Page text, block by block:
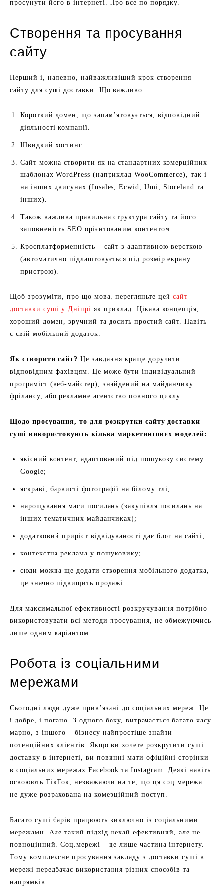
просунути його в інтернеті. Про все по порядку.
Створення та просування
сайту
Перший і, напевно, найважливіший крок створення
сайту для суші доставки. Що важливо:
Короткий домен, що запам’ятовується, відповідний
діяльності компанії.
Швидкий хостинг.
Сайт можна створити як на стандартних комерційних
шаблонах WordPress (наприклад WooCommerce), так і
на інших двигунах (Insales, Ecwid, Umi, Storeland та
інших).
Також важлива правильна структура сайту та його
заповненість SEO орієнтованим контентом.
Кросплатформенність – сайт з адаптивною версткою
(автоматично підлаштовується під розмір екрану
пристрою).
Щоб зрозуміти, про що мова, перегляньте цей сайт
доставки суші у Дніпрі як приклад. Цікава концепція,
хороший домен, зручний та досить простий сайт. Навіть
є свій мобільний додаток.
Як створити сайт? Це завдання краще доручити
відповідним фахівцям. Це може бути індивідуальний
програміст (веб-майстер), знайдений на майданчику
фрілансу, або рекламне агентство повного циклу.
Щодо просування, то для розкрутки сайту доставки
суші використовують кілька маркетингових моделей:
якісний контент, адаптований під пошукову систему
Google;
яскраві, барвисті фотографії на білому тлі;
нарощування маси посилань (закупівля посилань на
інших тематичних майданчиках);
додатковий приріст відвідуваності дає блог на сайті;
контекстна реклама у пошуковику;
сюди можна ще додати створення мобільного додатка,
це значно підвищить продажі.
Для максимальної ефективності розкручування потрібно
використовувати всі методи просування, не обмежуючись
лише одним варіантом.
Робота із соціальними
мережами
Сьогодні люди дуже прив’язані до соціальних мереж. Це
і добре, і погано. З одного боку, витрачається багато часу
марно, з іншого – бізнесу найпростіше знайти
потенційних клієнтів. Якщо ви хочете розкрутити суші
доставку в інтернеті, ви повинні мати офіційні сторінки
в соціальних мережах Facebook та Instagram. Деякі навіть
освоюють ТікТок, незважаючи на те, що ця соц.мережа
не дуже розрахована на комерційний поступ.
Багато суші барів працюють виключно із соціальними
мережами. Але такий підхід нехай ефективний, але не
повноцінний. Соц.мережі – це лише частина інтернету.
Тому комплексне просування закладу з доставки суші в
мережі передбачає використання різних способів та
напрямків.